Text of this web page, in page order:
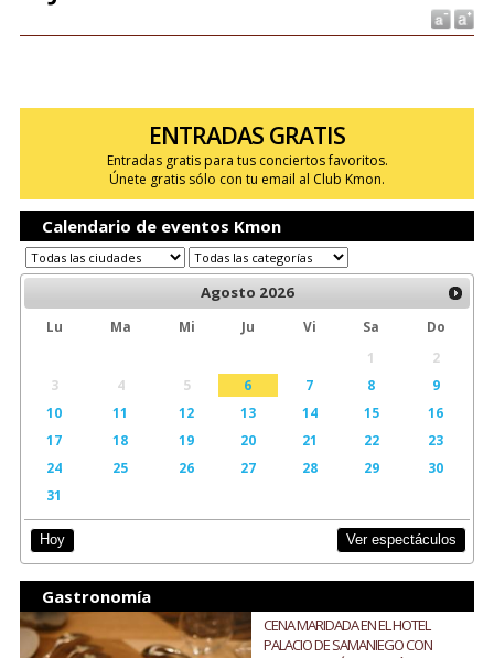
ENTRADAS GRATIS
Entradas gratis para tus conciertos favoritos.
Únete gratis sólo con tu email al Club Kmon.
Calendario de eventos Kmon
Agosto 2026
Lu Ma Mi Ju Vi Sa
Do
1
2
3
4 5 6 7 8
9
10
11 12 13 14 15
16
17
18 19 20 21 22
23
24
25 26 27 28 29
30
31
Hoy Ver espectáculos
Gastronomía
CENA MARIDADA EN EL HOTEL
PALACIO DE SAMANIEGO CON